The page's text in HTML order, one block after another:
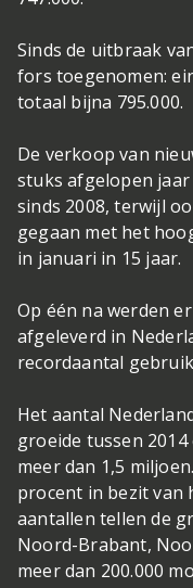
Sinds de uitbraak
fors toegenomen:
totaal bijna 795.000.
De verkoop van
stuks afgelopen
sinds 2008, terwijl
gegaan met het
in januari in 15 jaar.
Op één na werden
afgeleverd in
recordaantal
Het aantal
groeide tussen
meer dan 1,5
procent in bezit van
aantallen tellen de
Noord-Brabant,
meer dan 200.000